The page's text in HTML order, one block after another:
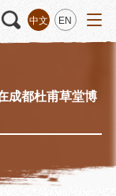
中文 EN
数字资源
捐赠名录
成都杜甫草堂博